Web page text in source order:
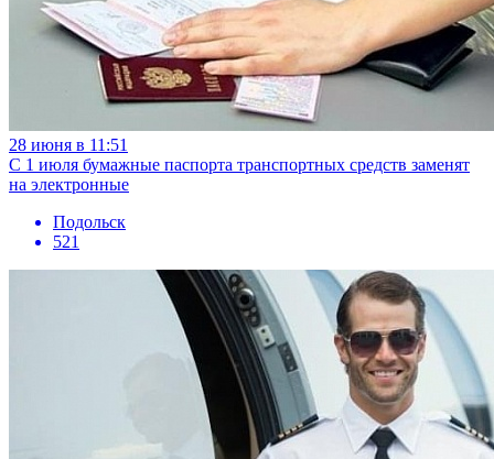
28 июня в 11:51
С 1 июля бумажные паспорта транспортных средств заменят
на электронные
Подольск
521